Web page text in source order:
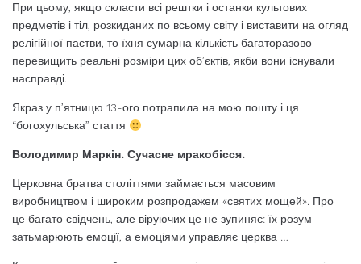
При цьому, якщо скласти всі рештки і останки культових
предметів і тіл, розкиданих по всьому світу і виставити на огляд
релігійної пастви, то їхня сумарна кількість багаторазово
перевищить реальні розміри цих об’єктів, якби вони існували
насправді.
Якраз у п’ятницю 13-ого потрапила на мою пошту і ця
“богохульська” стаття
Володимир Маркін. Сучасне мракобісся.
Церковна братва століттями займається масовим
виробництвом і широким розпродажем «святих мощей». Про
це багато свідчень, але віруючих це не зупиняє: їх розум
затьмарюють емоції, а емоціями управляє церква …